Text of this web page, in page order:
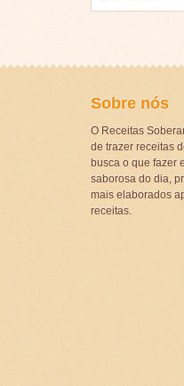
Sobre nós
O Receitas
de trazer receitas
busca o que fazer
saborosa do dia,
mais elaborados
receitas.